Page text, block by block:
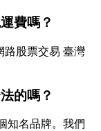
費嗎？
路股票交易 臺灣
的嗎？
知名品牌。我們